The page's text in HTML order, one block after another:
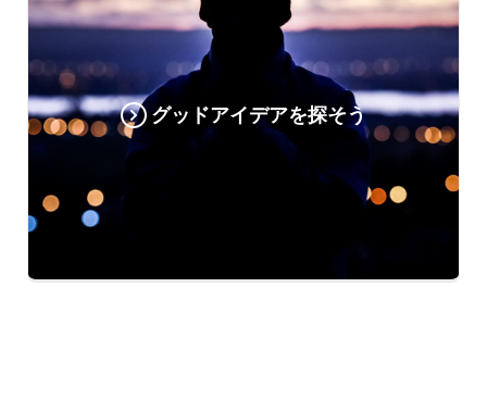
グッドアイデアを探そう